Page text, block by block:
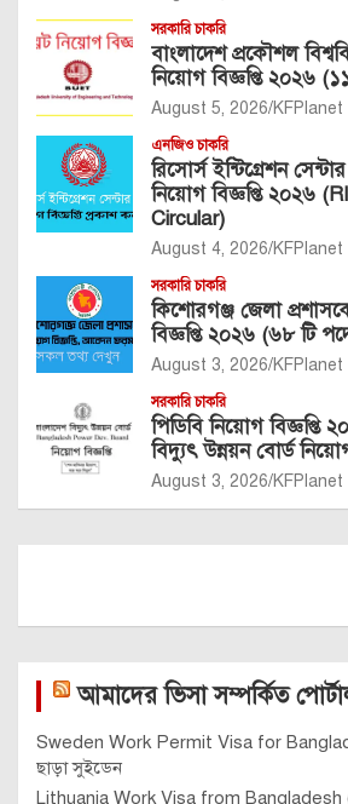
সরকারি চাকরি
বাংলাদেশ প্রকৌশল
নিয়োগ বিজ্ঞপ্তি ২০২৬
August 5, 2026 KFPlanet
এনজিও চাকরি
রিসোর্স ইন্টিগ্রেশন
নিয়োগ বিজ্ঞপ্তি ২০২৬
Circular)
August 4, 2026 KFPlanet
সরকারি চাকরি
কিশোরগঞ্জ জেলা
বিজ্ঞপ্তি ২০২৬ (৬৮ টি
August 3, 2026 KFPlanet
সরকারি চাকরি
পিডিবি নিয়োগ বিজ্ঞপ্তি
বিদ্যুৎ উন্নয়ন বোর্ড
August 3, 2026 KFPlanet
আমাদের ভিসা সম্পর্কিত
Sweden Work Permit Visa for
ছাড়া সুইডেন
Lithuania Work Visa from Bangladesh